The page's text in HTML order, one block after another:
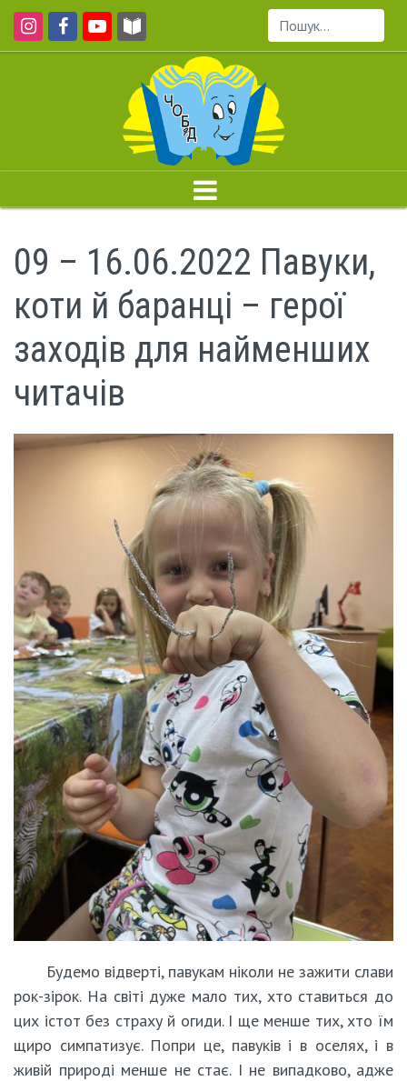
Пошук...
09 – 16.06.2022 Павуки,
коти й баранці – герої
заходів для найменших
читачів
Будемо відверті, павукам ніколи не зажити слави
рок-зірок. На світі дуже мало тих, хто ставиться до
цих істот без страху й огиди. І ще менше тих, хто їм
щиро симпатизує. Попри це, павуків і в оселях, і в
живій природі менше не стає. І не випадково, адже